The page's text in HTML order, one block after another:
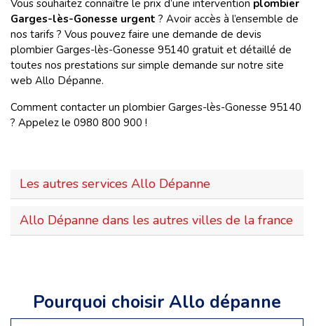
Vous souhaitez connaître le prix d’une intervention plombier
Garges-lès-Gonesse urgent ? Avoir accès à l’ensemble de
nos tarifs ? Vous pouvez faire une demande de devis
plombier Garges-lès-Gonesse 95140 gratuit et détaillé de
toutes nos prestations sur simple demande sur notre site
web Allo Dépanne.
Comment contacter un plombier Garges-lès-Gonesse 95140
? Appelez le 0980 800 900 !
Les autres services Allo Dépanne
Allo Dépanne dans les autres villes de la france
Pourquoi choisir Allo dépanne